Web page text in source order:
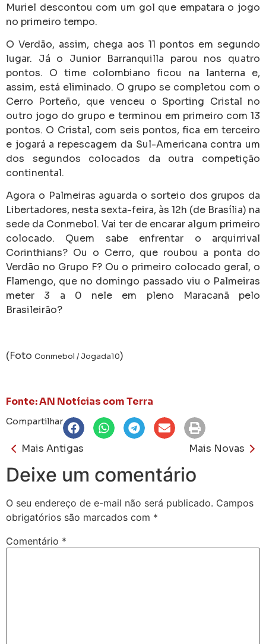
Muriel descontou com um gol que empatara o jogo
no primeiro tempo.
O Verdão, assim, chega aos 11 pontos em segundo
lugar. Já o Junior Barranquilla parou nos quatro
pontos. O time colombiano ficou na lanterna e,
assim, está eliminado. O grupo se completou com o
Cerro Porteño, que venceu o Sporting Cristal no
outro jogo do grupo e terminou em primeiro com 13
pontos. O Cristal, com seis pontos, fica em terceiro
e jogará a repescagem da Sul-Americana contra um
dos segundos colocados da outra competição
continental.
Agora o Palmeiras aguarda o sorteio dos grupos da
Libertadores, nesta sexta-feira, às 12h (de Brasília) na
sede da Conmebol. Vai ter de encarar algum primeiro
colocado. Quem sabe enfrentar o arquirrival
Corinthians? Ou o Cerro, que roubou a ponta do
Verdão no Grupo F? Ou o primeiro colocado geral, o
Flamengo, que no domingo passado viu o Palmeiras
meter 3 a 0 nele em pleno Maracanã pelo
Brasileirão?
(Foto Conmebol / Jogada10)
Fonte: AN Notícias com Terra
Compartilhar
Mais Antigas Mais Novas
Deixe um comentário
O seu endereço de e-mail não será publicado. Campos
obrigatórios são marcados com *
Comentário *